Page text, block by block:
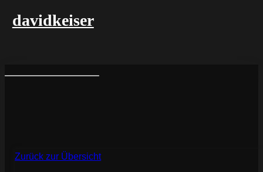
davidkeiser
Zurück zur Übersicht